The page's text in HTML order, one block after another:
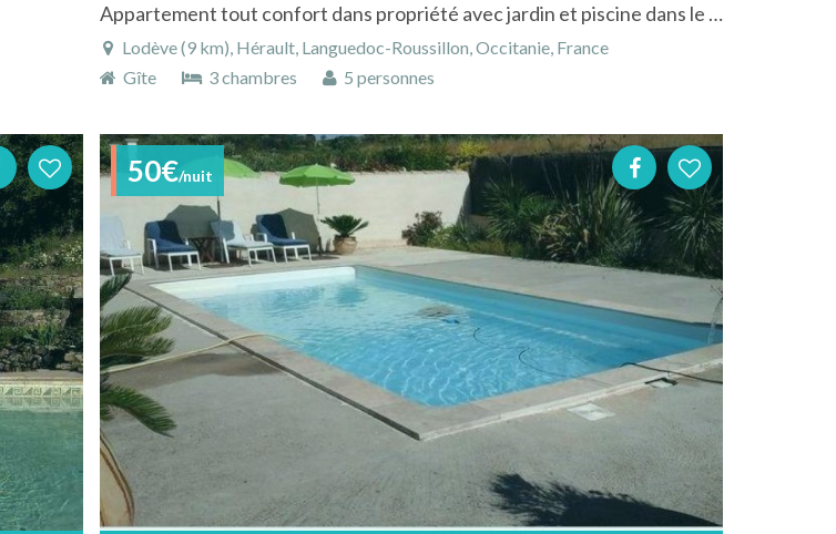
Appartement tout confort dans propriété avec jardin et piscine dans le Languedoc-Roussillon
Lodève (9 km), Hérault, Languedoc-Roussillon, Occitanie, France
Gîte
3 chambres 5 personnes
50€/nuit